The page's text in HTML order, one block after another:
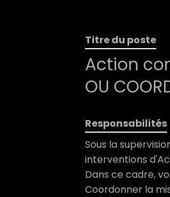
Titre du poste
Action
OU
Responsabilités
Sous la
interventions
Dans ce cadre,
Coordonner la